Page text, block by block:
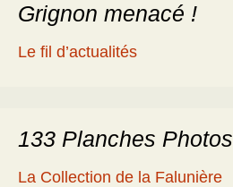
Grignon menacé !
Le fil d’actualités
133 Planches Photos
La Collection de la Falunière